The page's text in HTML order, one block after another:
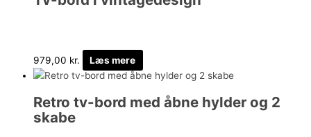
979,00 kr. Læs mere
Retro tv-bord med åbne hylder og 2
skabe